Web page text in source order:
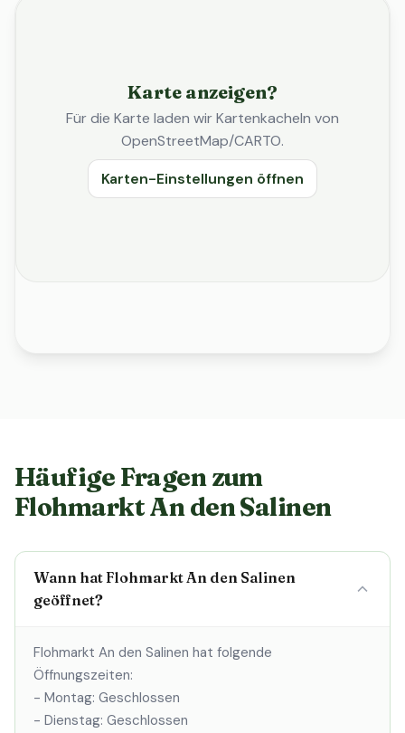
Karte anzeigen?
Für die Karte laden wir Kartenkacheln von
OpenStreetMap/CARTO.
Karten-Einstellungen öffnen
Häufige Fragen zum
Flohmarkt An den Salinen
Wann hat Flohmarkt An den Salinen
geöffnet?
Flohmarkt An den Salinen hat folgende
Öffnungszeiten:
- Montag: Geschlossen
- Dienstag: Geschlossen